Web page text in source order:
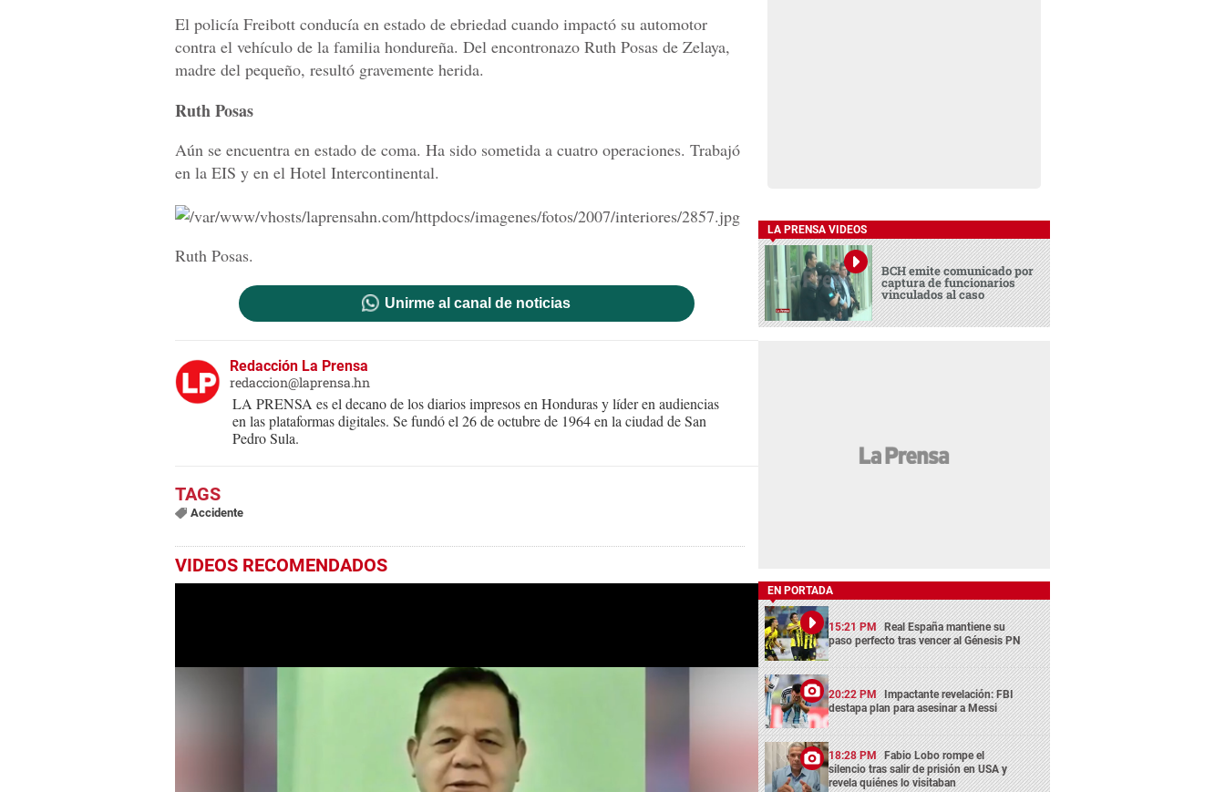
El policía Freibott conducía en estado de ebriedad cuando impactó su automotor
contra el vehículo de la familia hondureña. Del encontronazo Ruth Posas de Zelaya,
madre del pequeño, resultó gravemente herida.
Ruth Posas
Aún se encuentra en estado de coma. Ha sido sometida a cuatro operaciones. Trabajó
en la EIS y en el Hotel Intercontinental.
Ruth Posas.
Unirme al canal de noticias
Redacción La Prensa
redaccion@laprensa.hn
LA PRENSA es el decano de los diarios impresos en Honduras y líder en audiencias
en las plataformas digitales. Se fundó el 26 de octubre de 1964 en la ciudad de San
Pedro Sula.
Accidente
VIDEOS RECOMENDADOS
LA PRENSA VIDEOS
BCH emite comunicado por
captura de funcionarios
vinculados al caso
EN PORTADA
15:21 PM Real España mantiene su
paso perfecto tras vencer al Génesis PN
20:22 PM Impactante revelación: FBI
destapa plan para asesinar a Messi
18:28 PM Fabio Lobo rompe el
silencio tras salir de prisión en USA y
revela quiénes lo visitaban